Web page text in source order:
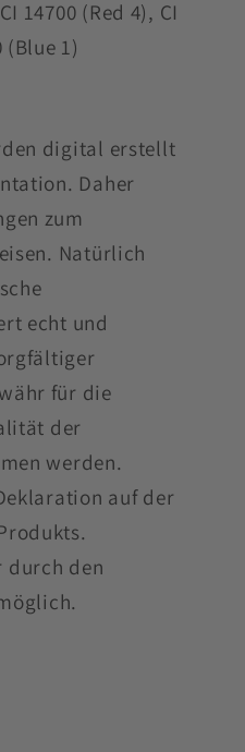
14700 (Red 4), CI
(Blue 1)
digital erstellt
Daher
zum
Natürlich
echt und
für die
der
werden.
auf der
durch den